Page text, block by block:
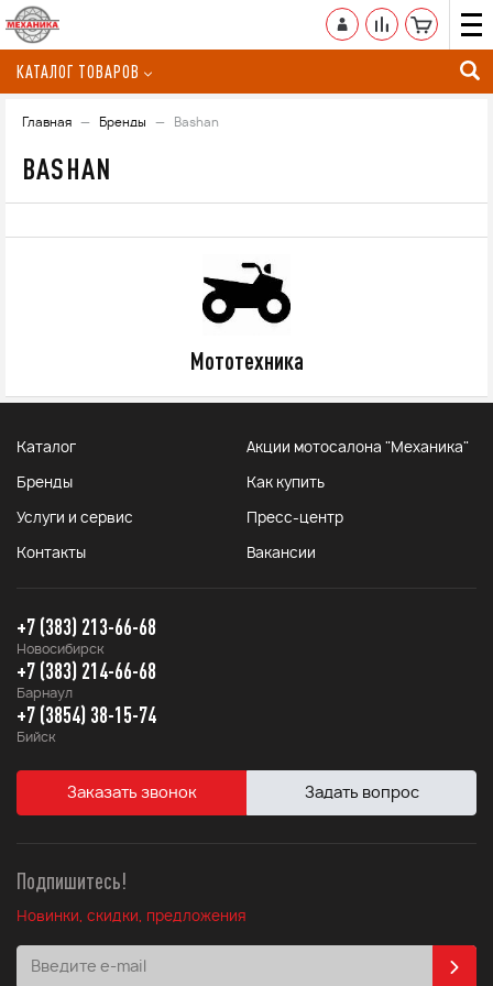
КАТАЛОГ ТОВАРОВ
Главная Бренды Bashan
BASHAN
Мототехника
Каталог Акции мотосалона "Механика"
Бренды Как купить
Услуги и сервис Пресс-центр
Контакты Вакансии
+7 (383) 213-66-68
Новосибирск
+7 (383) 214-66-68
Барнаул
+7 (3854) 38-15-74
Бийск
Заказать звонок Задать вопрос
Подпишитесь!
Новинки, скидки, предложения